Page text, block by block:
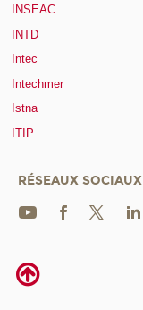
INSEAC
INTD
Intec
Intechmer
Istna
ITIP
RÉSEAUX SOCIAUX